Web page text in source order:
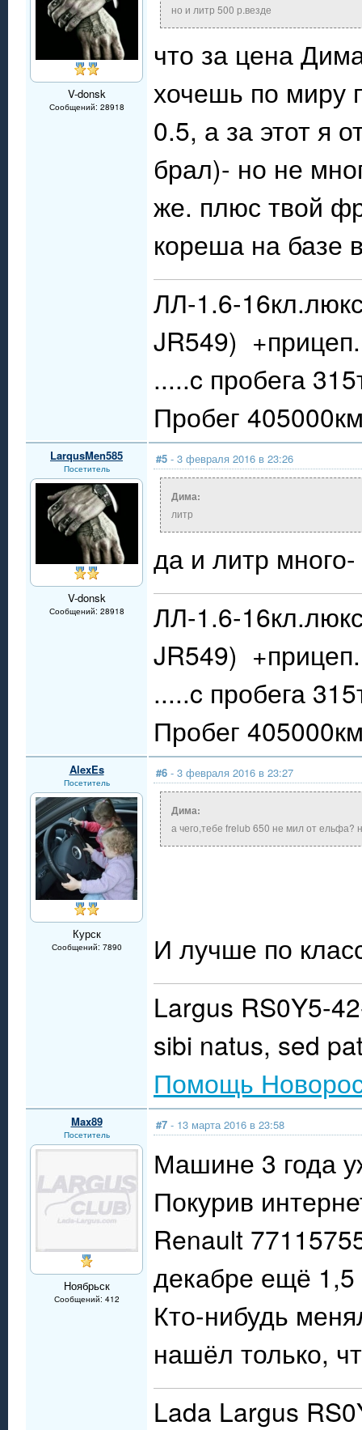
V-donsk
Сообщений: 28918
но и литр 500 р.везде
что за цена
хочешь по миру
0.5, а за этот я
брал)- но не
же. плюс твой
кореша на базе
ЛЛ-1.6-
JR549) +прицеп.
.....c пробега
Пробег
LarqusMen585
Посетитель
V-donsk
Сообщений: 28918
#5 - 3 февраля 2016 в 23:26
Дима:
литр
да и литр
ЛЛ-1.6-
JR549) +прицеп.
.....c пробега
Пробег
AlexEs
Посетитель
Курск
Сообщений: 7890
#6 - 3 февраля 2016 в 23:27
Дима:
а чего,тебе frelub 650 не мил от ельфа?
И лучше по
Largus RS0Y5-
sibi natus, sed
Помощь
Max89
Посетитель
Ноябрьск
Сообщений: 412
#7 - 13 марта 2016 в 23:58
Машине 3 года
Покурив
Renault
декабре ещё 1,5
Кто-нибудь
нашёл только,
Lada Largus